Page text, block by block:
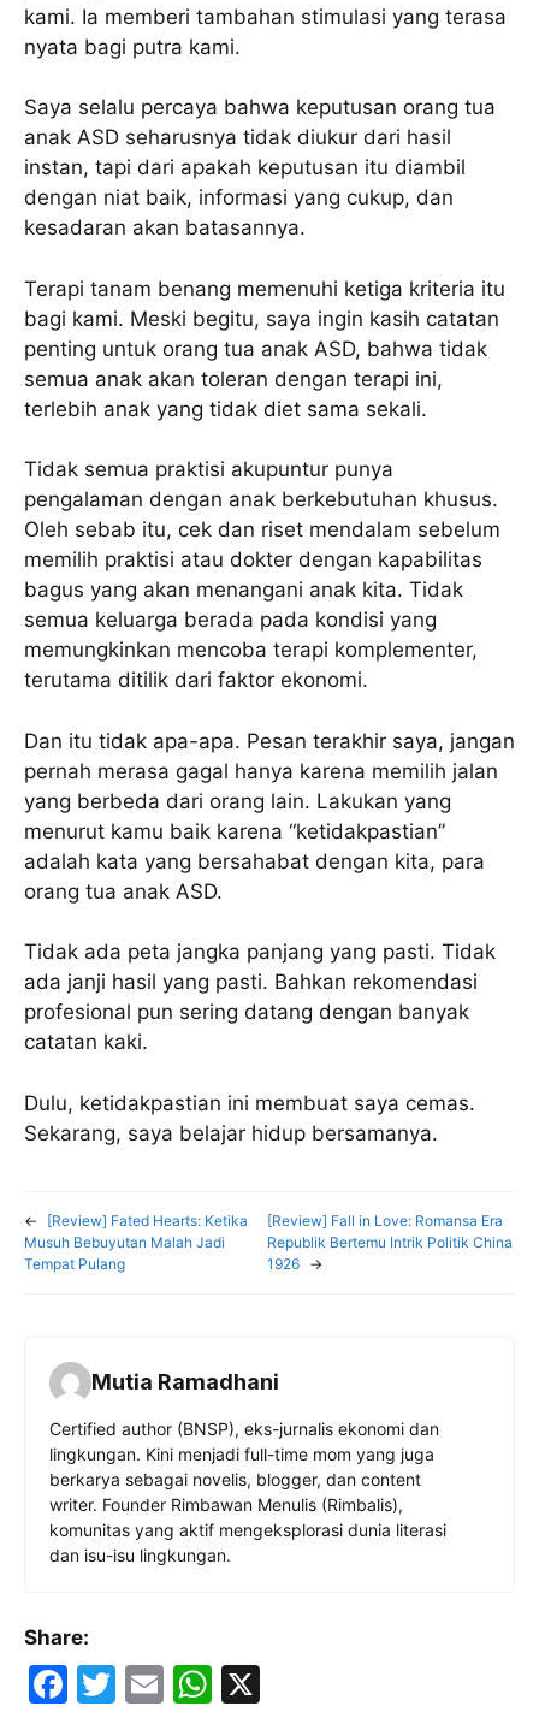
kami. Ia memberi tambahan stimulasi yang terasa
nyata bagi putra kami.
Saya selalu percaya bahwa keputusan orang tua
anak ASD seharusnya tidak diukur dari hasil
instan, tapi dari apakah keputusan itu diambil
dengan niat baik, informasi yang cukup, dan
kesadaran akan batasannya.
Terapi tanam benang memenuhi ketiga kriteria itu
bagi kami. Meski begitu, saya ingin kasih catatan
penting untuk orang tua anak ASD, bahwa tidak
semua anak akan toleran dengan terapi ini,
terlebih anak yang tidak diet sama sekali.
Tidak semua praktisi akupuntur punya
pengalaman dengan anak berkebutuhan khusus.
Oleh sebab itu, cek dan riset mendalam sebelum
memilih praktisi atau dokter dengan kapabilitas
bagus yang akan menangani anak kita. Tidak
semua keluarga berada pada kondisi yang
memungkinkan mencoba terapi komplementer,
terutama ditilik dari faktor ekonomi.
Dan itu tidak apa-apa. Pesan terakhir saya, jangan
pernah merasa gagal hanya karena memilih jalan
yang berbeda dari orang lain. Lakukan yang
menurut kamu baik karena “ketidakpastian”
adalah kata yang bersahabat dengan kita, para
orang tua anak ASD.
Tidak ada peta jangka panjang yang pasti. Tidak
ada janji hasil yang pasti. Bahkan rekomendasi
profesional pun sering datang dengan banyak
catatan kaki.
Dulu, ketidakpastian ini membuat saya cemas.
Sekarang, saya belajar hidup bersamanya.
←
[Review] Fated Hearts: Ketika
Musuh Bebuyutan Malah Jadi
Tempat Pulang
[Review] Fall in Love: Romansa Era
Republik Bertemu Intrik Politik China
1926
→
Mutia Ramadhani
Certified author (BNSP), eks-jurnalis ekonomi dan
lingkungan. Kini menjadi full-time mom yang juga
berkarya sebagai novelis, blogger, dan content
writer. Founder Rimbawan Menulis (Rimbalis),
komunitas yang aktif mengeksplorasi dunia literasi
dan isu-isu lingkungan.
Share:
F
T
E
W